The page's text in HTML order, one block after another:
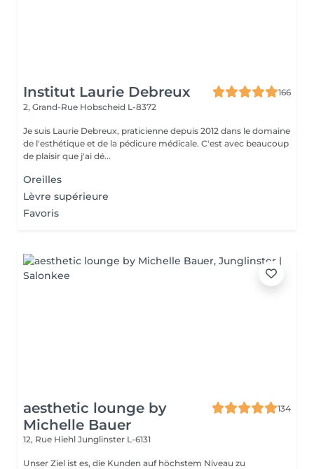
Institut Laurie Debreux
166
2, Grand-Rue Hobscheid L-8372
Je suis Laurie Debreux, praticienne depuis 2012 dans le domaine
de l'esthétique et de la pédicure médicale. C'est avec beaucoup
de plaisir que j'ai dé...
Oreilles
Lèvre supérieure
Favoris
aesthetic lounge by
Michelle Bauer
134
12, Rue Hiehl Junglinster L-6131
Unser Ziel ist es, die Kunden auf höchstem Niveau zu